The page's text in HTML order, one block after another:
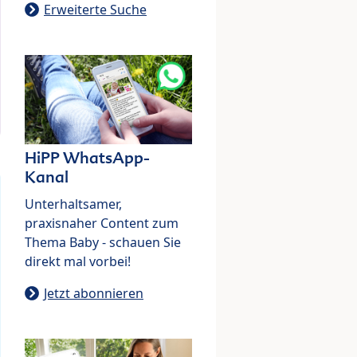
Erweiterte Suche
HiPP WhatsApp-
Kanal
Unterhaltsamer,
praxisnaher Content zum
Thema Baby - schauen Sie
direkt mal vorbei!
Jetzt abonnieren